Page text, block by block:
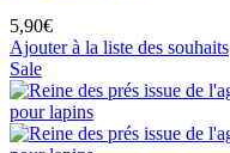
5,90€
Ajouter à la liste des souhaits
Sale